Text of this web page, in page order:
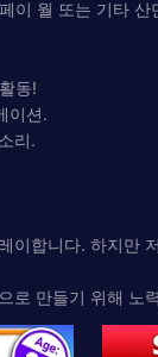
이 월 또는 기타 산
동!
이션.
리.
이합니다. 하지
로 만들기 위해